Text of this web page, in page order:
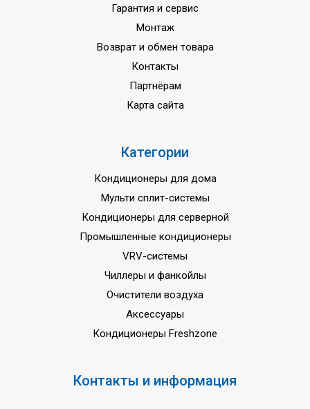
Гарантия и сервис
Монтаж
Возврат и обмен товара
Контакты
Партнёрам
Карта сайта
Категории
Кондиционеры для дома
Мульти сплит-системы
Кондиционеры для серверной
Промышленные кондиционеры
VRV-системы
Чиллеры и фанкойлы
Очистители воздуха
Аксессуары
Кондиционеры Freshzone
Контакты и информация